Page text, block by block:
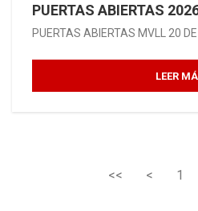
PUERTAS ABIERTAS
PUERTAS ABIERTAS MVLL 20
LEER
<< < 1